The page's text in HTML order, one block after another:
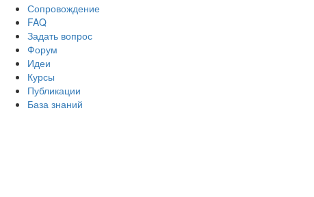
Сопровождение
FAQ
Задать вопрос
Форум
Идеи
Курсы
Публикации
База знаний